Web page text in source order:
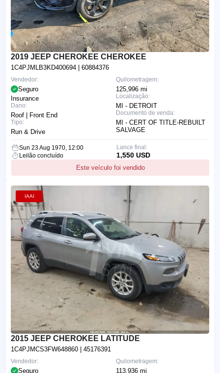
2019 JEEP CHEROKEE CHEROKEE
1C4PJMLB3KD400694 | 60884376
Quilometragem:
125,996 mi
Localização:
MI - DETROIT
Documento de venda:
MI - CERT OF TITLE-REBUILT
SALVAGE
Vendedor:
Seguro
Insurance
Dano:
Roof | Front End
Tipo:
Run & Drive
Sun 23 Aug 1970, 12:00
Leilão concluído
Este veículo foi vendido
Lance final:
1,550 USD
IAAI
2015 JEEP CHEROKEE LATITUDE
1C4PJMCS3FW648860 | 45176391
Quilometragem:
113,936 mi
Vendedor:
Seguro